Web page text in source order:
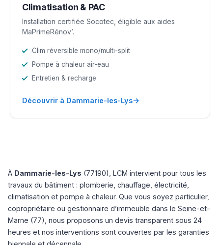
Climatisation & PAC
Installation certifiée Socotec, éligible aux aides
MaPrimeRénov’.
Clim réversible mono/multi-split
Pompe à chaleur air-eau
Entretien & recharge
Découvrir à Dammarie-les-Lys→
À Dammarie-les-Lys (77190), LCM intervient pour tous les
travaux du bâtiment : plomberie, chauffage, électricité,
climatisation et pompe à chaleur. Que vous soyez particulier,
copropriétaire ou gestionnaire d’immeuble dans le Seine-et-
Marne (77), nous proposons un devis transparent sous 24
heures et nos interventions sont couvertes par les garanties